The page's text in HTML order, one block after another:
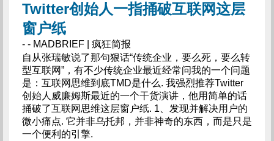
Twitter创始人一指捅破互联网这层
窗户纸
- - MADBRIEF | 疯狂简报
自从张瑞敏说了那句狠话“传统企业，要么死，要么转
型互联网”，有不少传统企业最近经常问我的一个问题
是：互联网思维到底TMD是什么. 我强烈推荐Twitter
创始人威廉姆斯最近的一个干货演讲，他用简单的话
捅破了互联网思维这层窗户纸. 1、发现并解决用户的
微小痛点. 它并非乌托邦，并非神奇的东西，而是只是
一个便利的引擎.